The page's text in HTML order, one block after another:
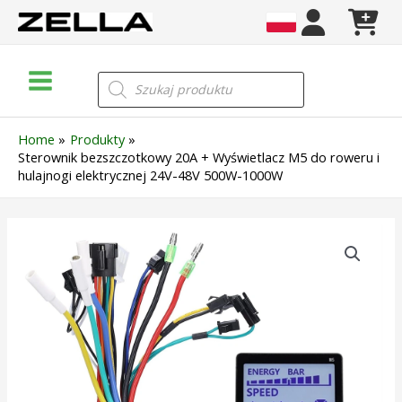
Skip
Menu
Wyszukiwarka
produktów
Home
Produkty
Sterownik bezszczotkowy 20A + Wyświetlacz M5 do roweru i
hulajnogi elektrycznej 24V-48V 500W-1000W
Sterownik
bezszczotkowy
20A
Wyświetlacz